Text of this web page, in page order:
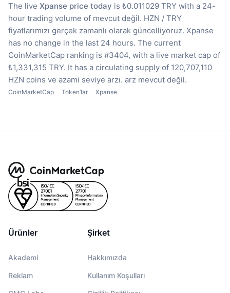
The live Xpanse price today is ₺0.011029 TRY with a 24-
hour trading volume of mevcut değil. HZN / TRY
fiyatlarımızı gerçek zamanlı olarak güncelliyoruz. Xpanse
has no change in the last 24 hours. The current
CoinMarketCap ranking is #3404, with a live market cap of
₺1,331,315 TRY. It has a circulating supply of 120,707,110
HZN coins ve azami seviye arzı. arz mevcut değil.
CoinMarketCap Token’lar Xpanse
Ürünler
Akademi
Reklam
Şirket
Hakkımızda
Kullanım Koşulları